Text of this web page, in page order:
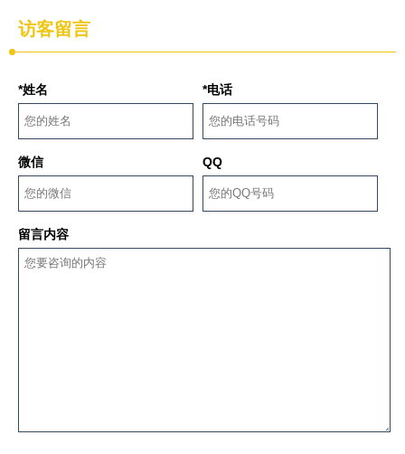
访客留言
*姓名 *电话
微信 QQ
留言内容